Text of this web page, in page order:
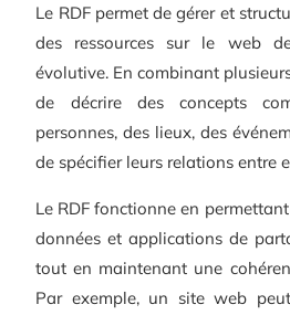
Le RDF permet de gérer et
des ressources sur le web
évolutive. En combinant
de décrire des concepts
personnes, des lieux, des
de spécifier leurs relations entre
Le RDF fonctionne en
données et applications de
tout en maintenant une
Par exemple, un site web